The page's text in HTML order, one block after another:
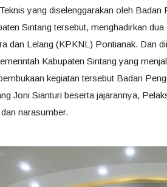
yang diselenggarakan oleh Badan
Sintang tersebut, menghadirkan
dan Lelang (KPKNL) Pontianak. Dan
Kabupaten Sintang yang
kegiatan tersebut Badan
Joni Sianturi beserta jajarannya,
narasumber.